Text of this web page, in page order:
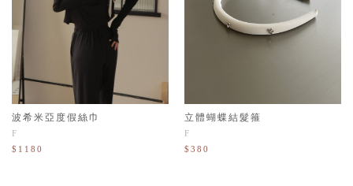
波希米亞度假絲巾
F
$1180
立體蝴蝶結髮箍
F
$380